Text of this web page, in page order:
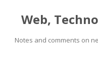
Web,
Notes and comments on